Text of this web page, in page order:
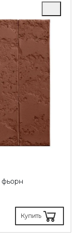
Купить